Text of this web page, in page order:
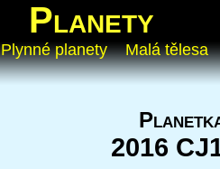
Planety
Plynné planety Malá tělesa
2016